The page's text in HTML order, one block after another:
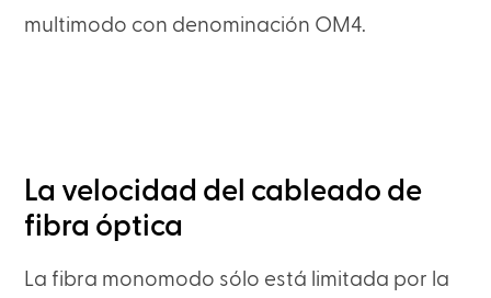
multimodo con denominación OM4.
La velocidad del cableado de
fibra óptica
La fibra monomodo sólo está limitada por la